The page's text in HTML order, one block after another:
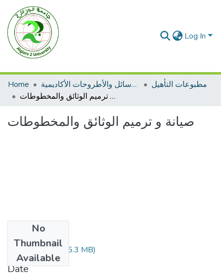
Log In
Home الرسائل والأطروحات الأكاديمية
مطبوعات التأهيل
صيانة و ترميم الوثائق والمخطوطات
صيانة و ترميم الوثائق والمخطوطات
No
Thumbnail
Available
1 المطبوعة.pdf(15.3 MB)
Date